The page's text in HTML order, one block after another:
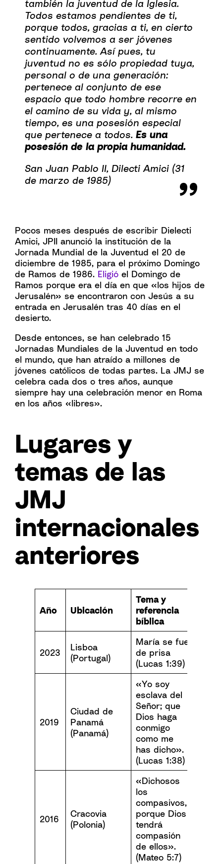
también la juventud de la Iglesia.
Todos estamos pendientes de ti,
porque todos, gracias a ti, en cierto
sentido volvemos a ser jóvenes
continuamente. Así pues, tu
juventud no es sólo propiedad tuya,
personal o de una generación:
pertenece al conjunto de ese
espacio que todo hombre recorre en
el camino de su vida y, al mismo
tiempo, es una posesión especial
que pertenece a todos. Es una
posesión de la propia humanidad.
San Juan Pablo II, Dilecti Amici (31
de marzo de 1985)
Pocos meses después de escribir Dielecti
Amici, JPII anunció la institución de la
Jornada Mundial de la Juventud el 20 de
diciembre de 1985, para el próximo Domingo
de Ramos de 1986. Eligió el Domingo de
Ramos porque era el día en que «los hijos de
Jerusalén» se encontraron con Jesús a su
entrada en Jerusalén tras 40 días en el
desierto.
Desde entonces, se han celebrado 15
Jornadas Mundiales de la Juventud en todo
el mundo, que han atraído a millones de
jóvenes católicos de todas partes. La JMJ se
celebra cada dos o tres años, aunque
siempre hay una celebración menor en Roma
en los años «libres».
Lugares y
temas de las
JMJ
internacionales
anteriores
Año Ubicación
Tema y
referencia
bíblica
2023
Lisboa
(Portugal)
María se fue
de prisa
(Lucas 1:39)
2019
Ciudad de
Panamá
(Panamá)
«Yo soy
esclava del
Señor; que
Dios haga
conmigo
como me
has dicho».
(Lucas 1:38)
2016
Cracovia
(Polonia)
«Dichosos
los
compasivos,
porque Dios
tendrá
compasión
de ellos».
(Mateo 5:7)